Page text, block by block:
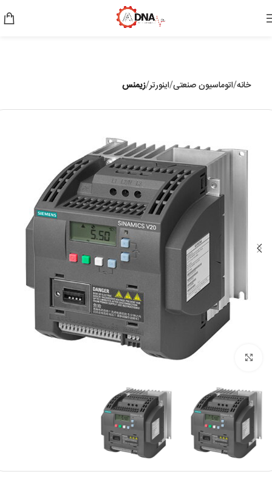
خانه اتوماسیون صنعتی اینورتر زیمنس
برای بزرگنمایی کلیک کنید